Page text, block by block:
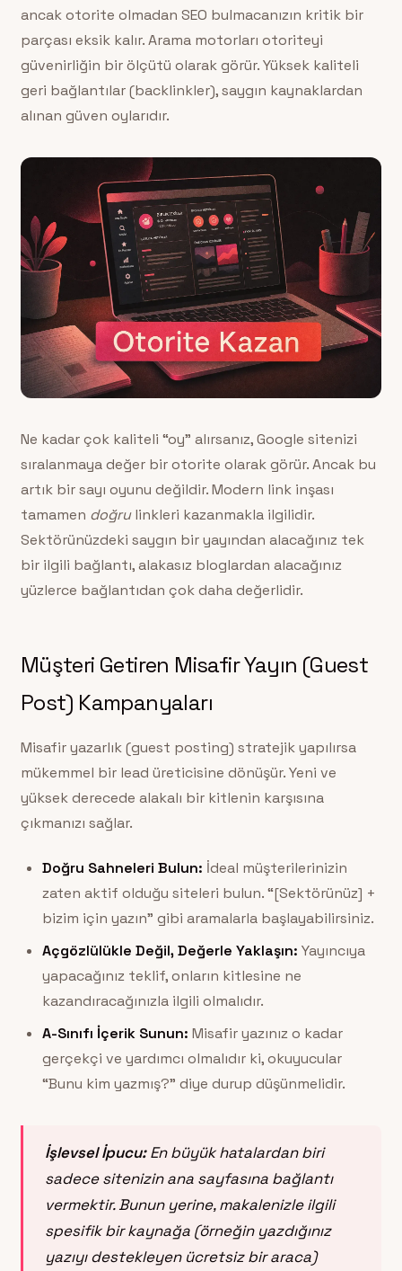
ancak otorite olmadan SEO bulmacanızın kritik bir
parçası eksik kalır. Arama motorları otoriteyi
güvenirliğin bir ölçütü olarak görür. Yüksek kaliteli
geri bağlantılar (backlinkler), saygın kaynaklardan
alınan güven oylarıdır.
Ne kadar çok kaliteli “oy” alırsanız, Google sitenizi
sıralanmaya değer bir otorite olarak görür. Ancak bu
artık bir sayı oyunu değildir. Modern link inşası
tamamen doğrulinkleri kazanmakla ilgilidir.
Sektörünüzdeki saygın bir yayından alacağınız tek
bir ilgili bağlantı, alakasız bloglardan alacağınız
yüzlerce bağlantıdan çok daha değerlidir.
Müşteri Getiren Misafir Yayın (Guest
Post) Kampanyaları
Misafir yazarlık (guest posting) stratejik yapılırsa
mükemmel bir lead üreticisine dönüşür. Yeni ve
yüksek derecede alakalı bir kitlenin karşısına
çıkmanızı sağlar.
Doğru Sahneleri Bulun: İdeal müşterilerinizin
zaten aktif olduğu siteleri bulun. “[Sektörünüz] +
bizim için yazın” gibi aramalarla başlayabilirsiniz.
Açgözlülükle Değil, Değerle Yaklaşın: Yayıncıya
yapacağınız teklif, onların kitlesine ne
kazandıracağınızla ilgili olmalıdır.
A-Sınıfı İçerik Sunun: Misafir yazınız o kadar
gerçekçi ve yardımcı olmalıdır ki, okuyucular
“Bunu kim yazmış?” diye durup düşünmelidir.
İşlevsel İpucu:En büyük hatalardan biri
sadece sitenizin ana sayfasına bağlantı
vermektir. Bunun yerine, makalenizle ilgili
spesifik bir kaynağa (örneğin yazdığınız
yazıyı destekleyen ücretsiz bir araca)